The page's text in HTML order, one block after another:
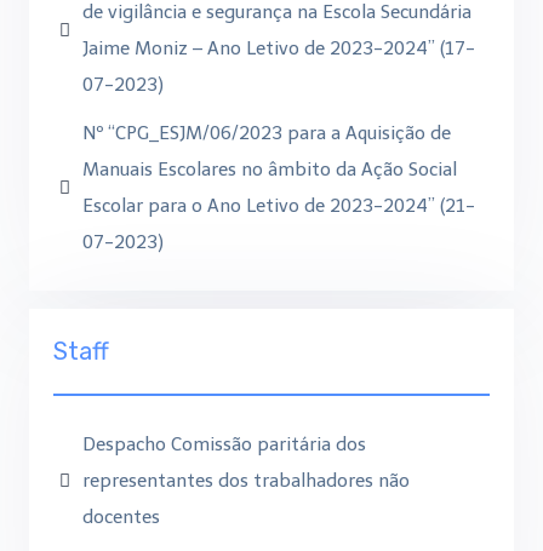
de vigilância e segurança na Escola Secundária
Jaime Moniz – Ano Letivo de 2023-2024” (17-
07-2023)
Nº “CPG_ESJM/06/2023 para a Aquisição de
Manuais Escolares no âmbito da Ação Social
Escolar para o Ano Letivo de 2023-2024” (21-
07-2023)
Staff
Despacho Comissão paritária dos
representantes dos trabalhadores não
docentes